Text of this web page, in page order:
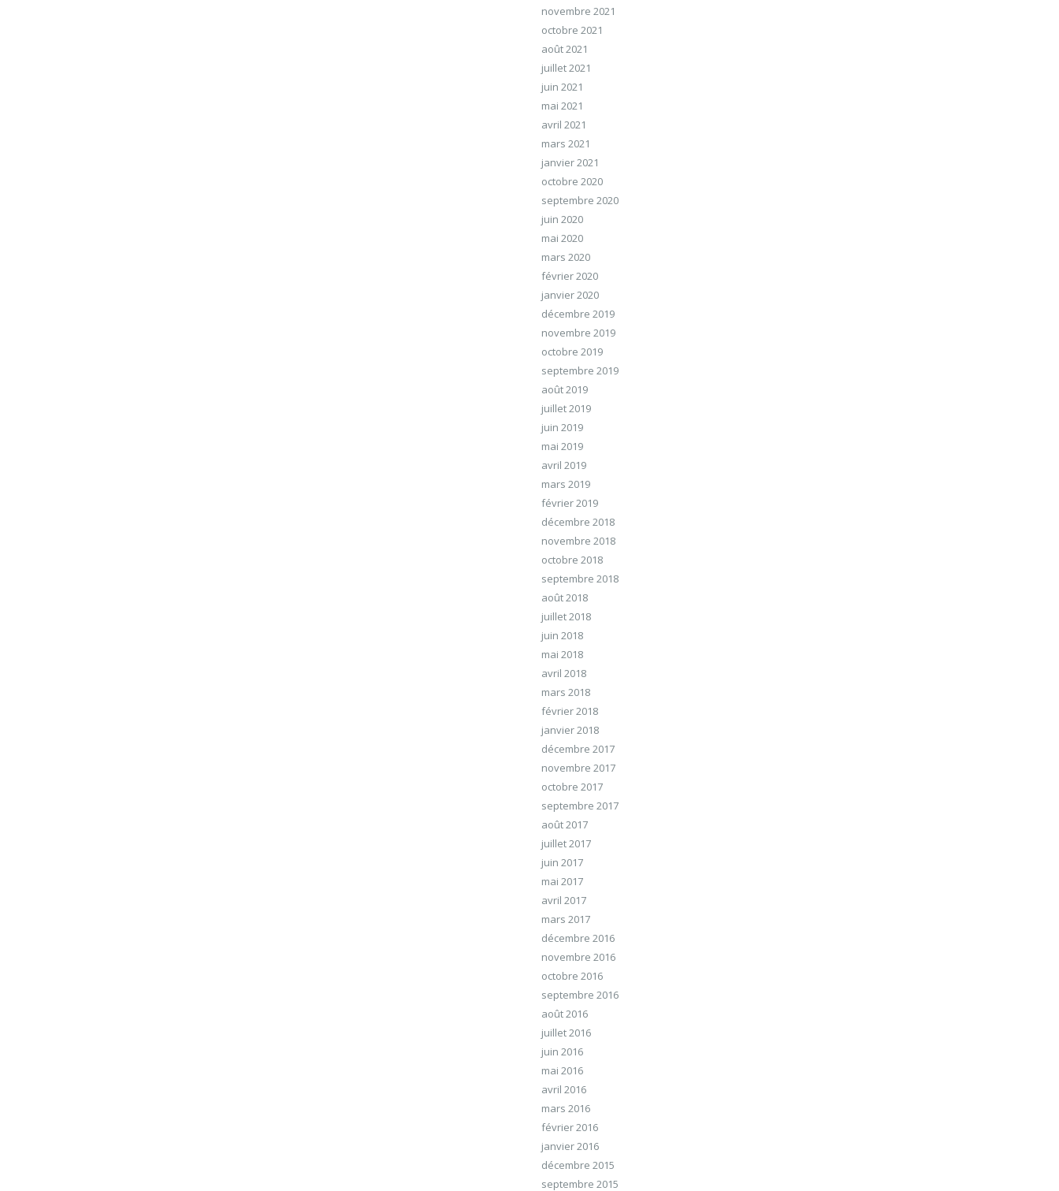
novembre 2021
octobre 2021
août 2021
juillet 2021
juin 2021
mai 2021
avril 2021
mars 2021
janvier 2021
octobre 2020
septembre 2020
juin 2020
mai 2020
mars 2020
février 2020
janvier 2020
décembre 2019
novembre 2019
octobre 2019
septembre 2019
août 2019
juillet 2019
juin 2019
mai 2019
avril 2019
mars 2019
février 2019
décembre 2018
novembre 2018
octobre 2018
septembre 2018
août 2018
juillet 2018
juin 2018
mai 2018
avril 2018
mars 2018
février 2018
janvier 2018
décembre 2017
novembre 2017
octobre 2017
septembre 2017
août 2017
juillet 2017
juin 2017
mai 2017
avril 2017
mars 2017
décembre 2016
novembre 2016
octobre 2016
septembre 2016
août 2016
juillet 2016
juin 2016
mai 2016
avril 2016
mars 2016
février 2016
janvier 2016
décembre 2015
septembre 2015